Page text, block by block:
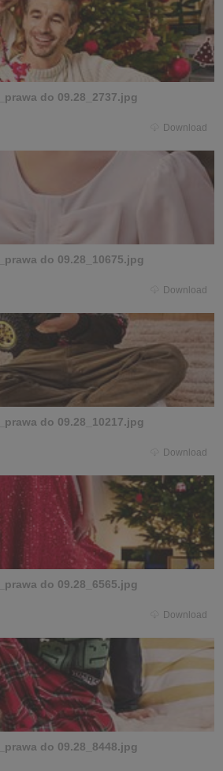
do 09.28_2737.jpg
Download
do 09.28_10675.jpg
Download
do 09.28_10217.jpg
Download
do 09.28_6565.jpg
Download
do 09.28_8448.jpg